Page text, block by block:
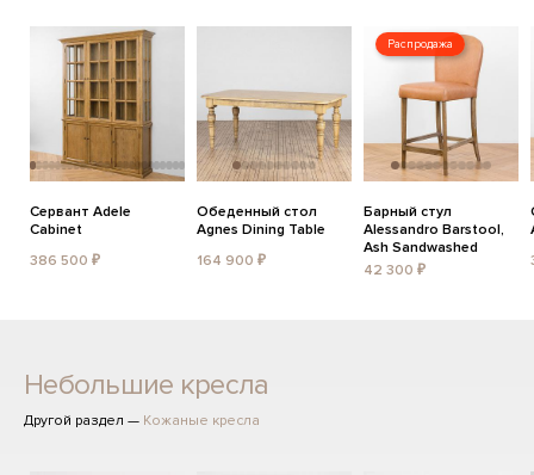
Сервант Adele
Cabinet
386 500 ₽
Обеденный стол
Agnes Dining Table
164 900 ₽
Распродажа
Барный стул
Alessandro Barstool,
Ash Sandwashed
42 300 ₽
Небольшие кресла
Другой раздел — Кожаные кресла